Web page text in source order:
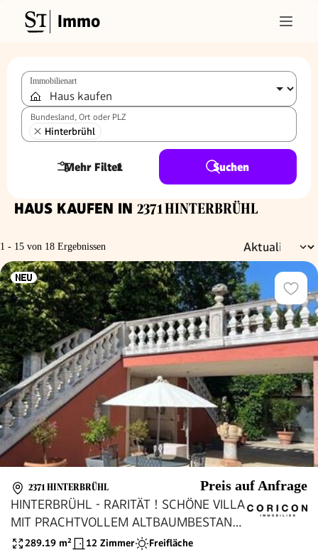
Immo
Immobilienart
Bundesland, Ort oder PLZ
Hinterbrühl
Mehr Filter
1 Suchen
HAUS KAUFEN IN 2371 HINTERBRÜHL
1 - 15 von 18 Ergebnissen
2371 HINTERBRÜHL Preis auf Anfrage
HINTERBRÜHL - RARITÄT ! SCHÖNE VILLA
MIT PRACHTVOLLEM ALTBAUMBESTAND
IN TOP ZUSTAND ZUM VERKAUF
289.19 m² 12 Zimmer Freifläche